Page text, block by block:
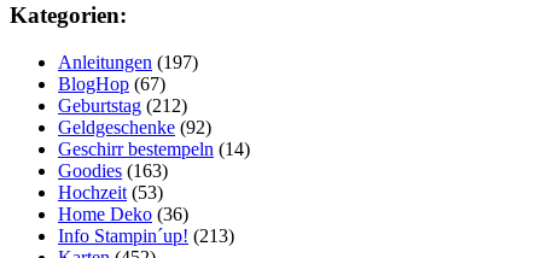
Kategorien:
Anleitungen (197)
BlogHop (67)
Geburtstag (212)
Geldgeschenke (92)
Geschirr bestempeln (14)
Goodies (163)
Hochzeit (53)
Home Deko (36)
Info Stampin´up! (213)